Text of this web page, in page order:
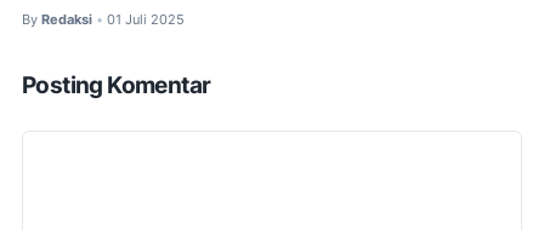
By Redaksi • 01 Juli 2025
Posting Komentar